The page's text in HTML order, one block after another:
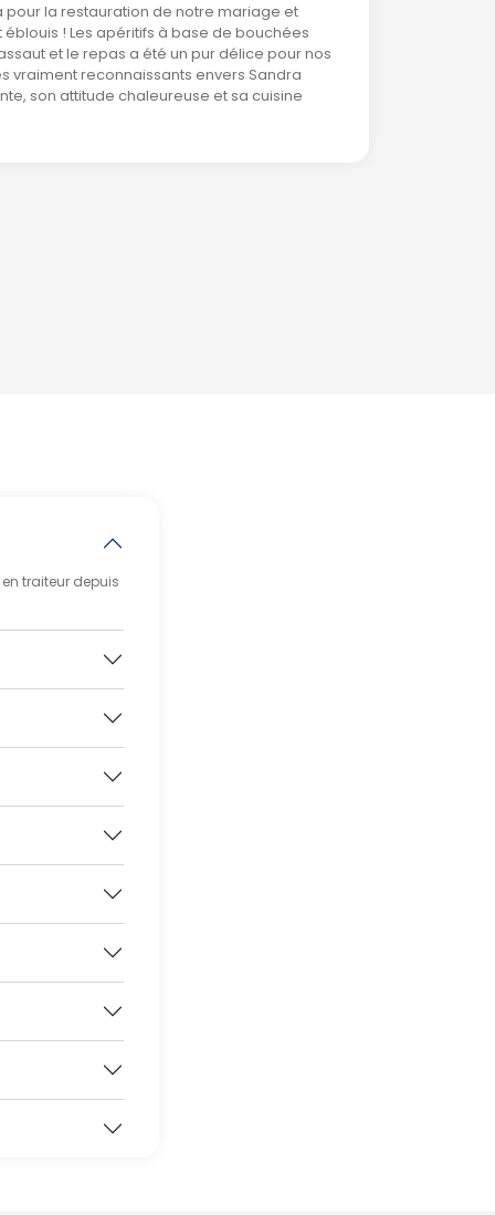
pour la restauration de notre mariage et
! Les apéritifs à base de bouchées
et le repas a été un pur délice pour nos
vraiment reconnaissants envers Sandra
son attitude chaleureuse et sa cuisine
traiteur depuis